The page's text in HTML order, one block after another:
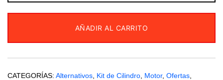
piston
Zanella
RX
150
AÑADIR AL CARRITO
CATEGORÍAS: Alternativos Kit de Cilindro Motor, Ofertas